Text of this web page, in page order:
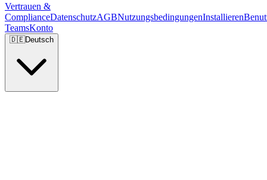
Vertrauen &
ComplianceDatenschutzAGBNutzungsbedingungenInstallieren
TeamsKonto
🇩🇪Deutsch